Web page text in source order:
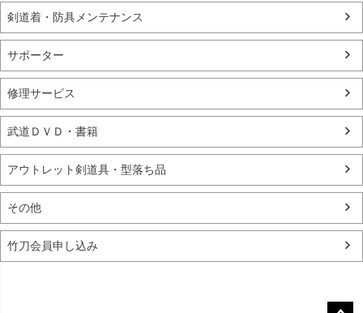
剣道着・防具メンテナンス
サポーター
修理サービス
武道ＤＶＤ・書籍
アウトレット剣道具・型落ち品
その他
竹刀会員申し込み